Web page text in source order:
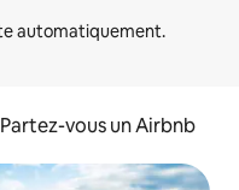
Partez-vous un Airbnb